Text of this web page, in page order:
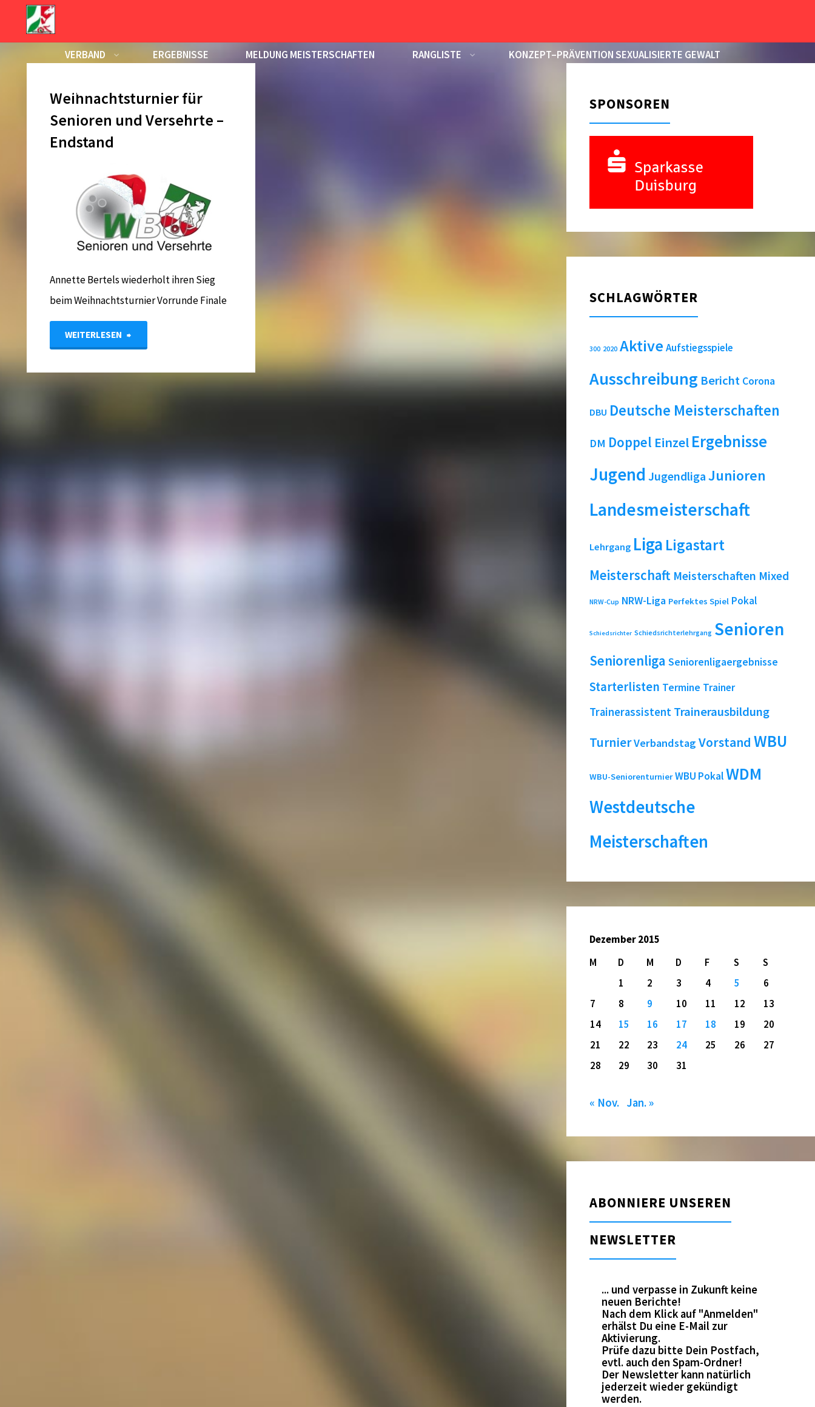
VERBAND ERGEBNISSE MELDUNG MEISTERSCHAFTEN RANGLISTE KONZEPT–PRÄVENTION SEXUALISIERTE GEWALT
KALENDER
Tag:5. Dezember 2015
05
Weihnachtsturnier für
Senioren und Versehrte –
Endstand
Annette Bertels wiederholt ihren Sieg
beim Weihnachtsturnier Vorrunde Finale
WEITERLESEN
–
SPONSOREN
SCHLAGWÖRTER
300 2020 Aktive Aufstiegsspiele
Ausschreibung Bericht Corona
DBU Deutsche Meisterschaften
DM Doppel Einzel Ergebnisse
Jugend Jugendliga Junioren
Landesmeisterschaft
Lehrgang Liga Ligastart
Meisterschaft Meisterschaften Mixed
NRW-Cup NRW-Liga Perfektes Spiel Pokal
Schiedsrichter Schiedsrichterlehrgang Senioren
Seniorenliga Seniorenligaergebnisse
Starterlisten Termine Trainer
Trainerassistent Trainerausbildung
TurnierVerbandstag Vorstand WBU
WBU-Seniorenturnier WBU PokalWDM
Westdeutsche
Meisterschaften
Dezember 2015
M
D M D F S
S
1
2 3 4 5
6
7
8 9 10 11 12
13
14
15 16 17 18 19
20
21
22 23 24 25 26
27
28
29 30 31
« Nov. Jan. »
ABONNIERE UNSEREN
NEWSLETTER
... und verpasse in Zukunft keine
neuen Berichte!
Nach dem Klick auf "Anmelden"
erhälst Du eine E-Mail zur
Aktivierung.
Prüfe dazu bitte Dein Postfach,
evtl. auch den Spam-Ordner!
Der Newsletter kann natürlich
jederzeit wieder gekündigt
werden.